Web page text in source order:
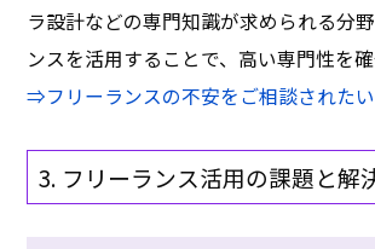
ラ設計などの専門知識が求められる分
ンスを活用することで、高い専門性を確
⇒フリーランスの不安をご相談された
3. フリーランス活用の課題と解